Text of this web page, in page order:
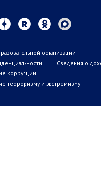
организации
Сведения о
коррупции
терроризму и экстремизму